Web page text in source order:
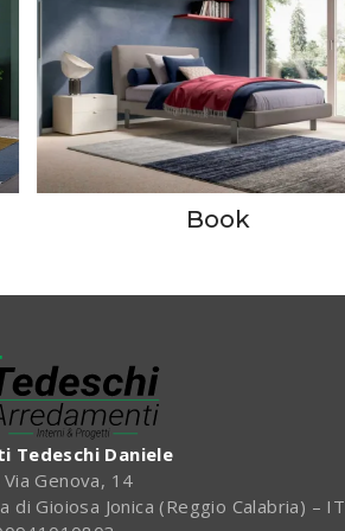
Book
Tedeschi Daniele
Via Genova, 14
di Gioiosa Jonica (Reggio Calabria) – IT